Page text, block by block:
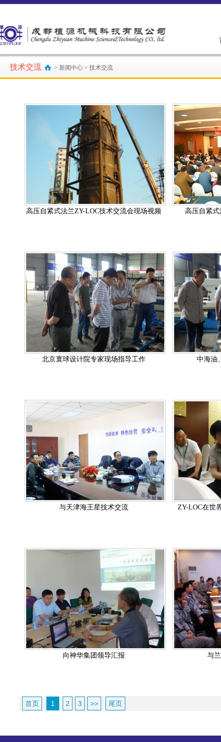
技术交流 > 新闻中心 > 技术交流
高压自紧式法兰ZY-LOC技术交流会现场视频 高压自紧
北京寰球设计院专家现场指导工作 中海油
与天津海王星技术交流 ZY-LOC在世
向神华集团领导汇报 与
首页 1 2 3 >> 尾页